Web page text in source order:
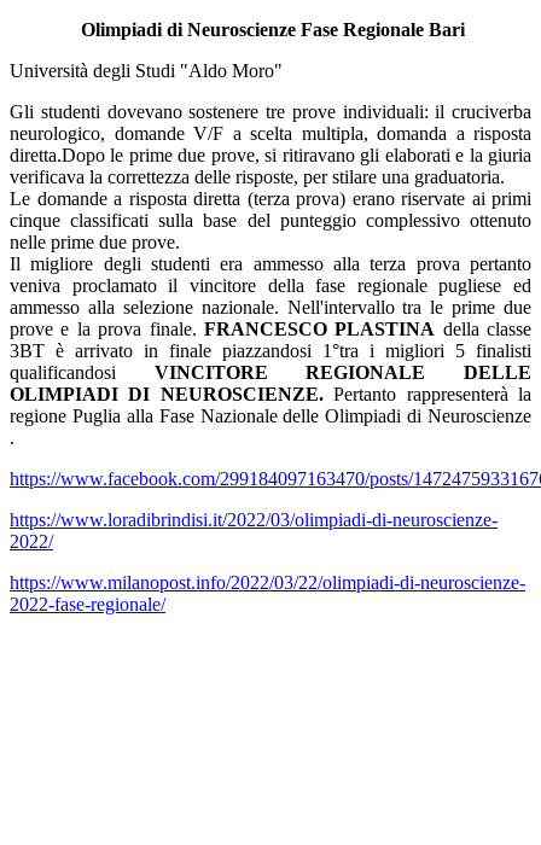
Olimpiadi di Neuroscienze Fase Regionale Bari
Università degli Studi "Aldo Moro"
Gli studenti dovevano sostenere tre prove individuali: il cruciverba
neurologico, domande V/F a scelta multipla, domanda a risposta
diretta.Dopo le prime due prove, si ritiravano gli elaborati e la giuria
verificava la correttezza delle risposte, per stilare una graduatoria.
Le domande a risposta diretta (terza prova) erano riservate ai primi
cinque classificati sulla base del punteggio complessivo ottenuto
nelle prime due prove.
Il migliore degli studenti era ammesso alla terza prova pertanto
veniva proclamato il vincitore della fase regionale pugliese ed
ammesso alla selezione nazionale. Nell'intervallo tra le prime due
prove e la prova finale. FRANCESCO PLASTINA della classe
3BT è arrivato in finale piazzandosi 1°tra i migliori 5 finalisti
qualificandosi VINCITORE REGIONALE DELLE
OLIMPIADI DI NEUROSCIENZE.Pertanto rappresenterà la
regione Puglia alla Fase Nazionale delle Olimpiadi di Neuroscienze
.
https://www.facebook.com/299184097163470/posts/
https://www.loradibrindisi.it/2022/03/olimpiadi-di-neuroscienze-
2022/
https://www.milanopost.info/2022/03/22/olimpiadi-di-neuroscienze-
2022-fase-regionale/